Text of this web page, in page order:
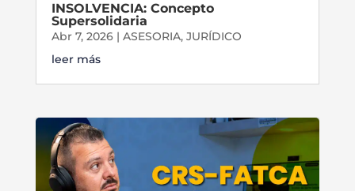
INSOLVENCIA: Concepto
Supersolidaria
Abr 7, 2026| ASESORIA, JURÍDICO
leer más